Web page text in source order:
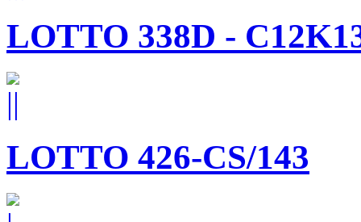
LOTTO 338D -
LOTTO 426-CS/143